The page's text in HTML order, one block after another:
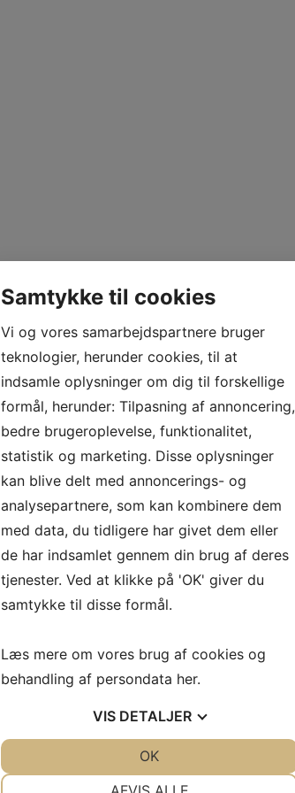
Samtykke til cookies
Vi og vores samarbejdspartnere bruger
teknologier, herunder cookies, til at
indsamle oplysninger om dig til forskellige
formål, herunder: Tilpasning af annoncering,
bedre brugeroplevelse, funktionalitet,
statistik og marketing. Disse oplysninger
kan blive delt med annoncerings- og
analysepartnere, som kan kombinere dem
med data, du tidligere har givet dem eller
de har indsamlet gennem din brug af deres
tjenester. Ved at klikke på 'OK' giver du
samtykke til disse formål.
Læs mere om vores brug af cookies og
behandling af persondata her.
VIS DETALJER
OK